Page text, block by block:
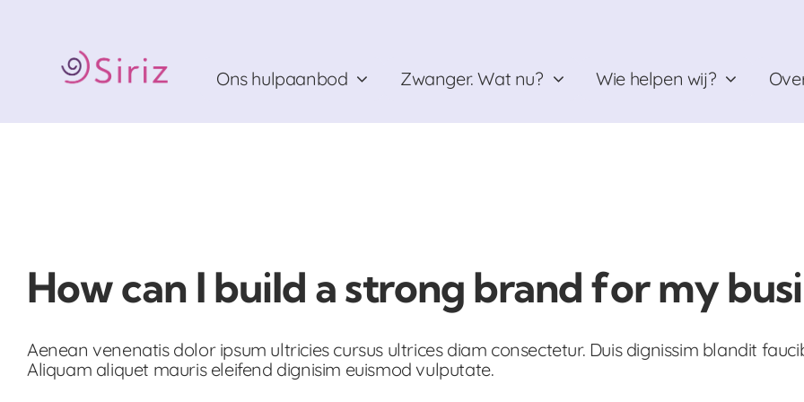
Ons hulpaanbod
Zwanger. Wat nu? Wie helpen wij?
How can I build a strong brand for my
Aenean venenatis dolor ipsum ultricies cursus ultrices diam consectetur. Duis dignissim blandit
Aliquam aliquet mauris eleifend dignisim euismod vulputate.